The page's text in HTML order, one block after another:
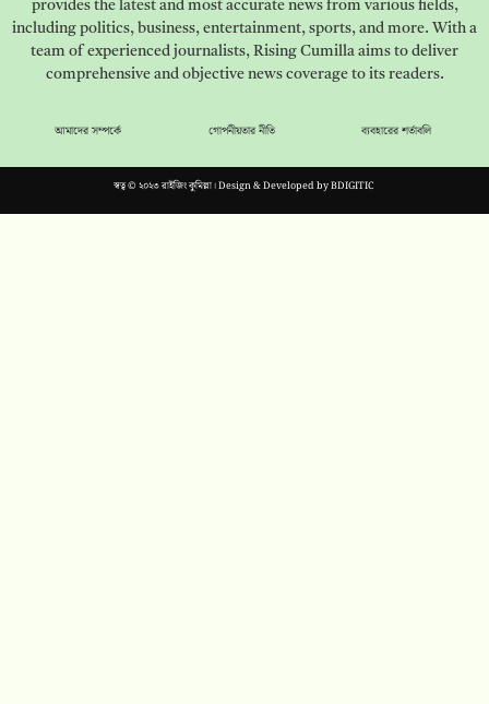
provides the latest and most accurate news from various fields,
including politics, business, entertainment, sports, and more. With a
team of experienced journalists, Rising Cumilla aims to deliver
comprehensive and objective news coverage to its readers.
আমাদের সম্পর্কে গোপনীয়তার নীতি ব্যবহারের শর্তাবলি
স্বত্ব © ২০২৩ রাইজিং কুমিল্লা। Design & Developed byBDIGITIC